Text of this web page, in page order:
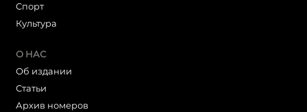
Cпорт
Культура
О НАС
Об издании
Статьи
Архив номеров